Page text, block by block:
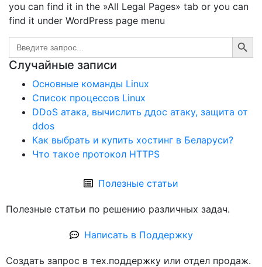
you can find it in the »All Legal Pages» tab or you can
find it under WordPress page menu
Search
for:
Search Button
Случайные записи
Основные команды Linux
Список процессов Linux
DDoS атака, вычислить ддос атаку, защита от
ddos
Как выбрать и купить хостинг в Беларуси?
Что такое протокол HTTPS
Полезные статьи
Полезные статьи по решению различных задач.
Написать в Поддержку
Создать запрос в тех.поддержку или отдел продаж.